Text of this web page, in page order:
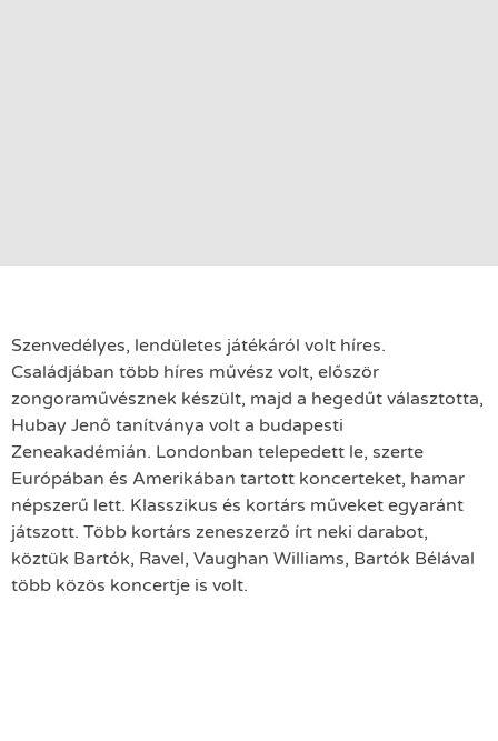
Szenvedélyes, lendületes játékáról volt híres.
Családjában több híres művész volt, először
zongoraművésznek készült, majd a hegedűt választotta,
Hubay Jenő tanítványa volt a budapesti
Zeneakadémián. Londonban telepedett le, szerte
Európában és Amerikában tartott koncerteket, hamar
népszerű lett. Klasszikus és kortárs műveket egyaránt
játszott. Több kortárs zeneszerző írt neki darabot,
köztük Bartók, Ravel, Vaughan Williams, Bartók Bélával
több közös koncertje is volt.